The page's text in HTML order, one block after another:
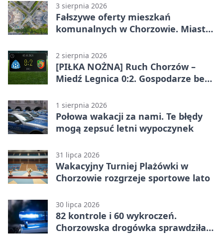
3 sierpnia 2026
Fałszywe oferty mieszkań
komunalnych w Chorzowie. Miasto
2 sierpnia 2026
[PIŁKA NOŻNA] Ruch Chorzów –
Miedź Legnica 0:2. Gospodarze bez
1 sierpnia 2026
Połowa wakacji za nami. Te błędy
mogą zepsuć letni wypoczynek
31 lipca 2026
Wakacyjny Turniej Plażówki w
Chorzowie rozgrzeje sportowe lato
30 lipca 2026
82 kontrole i 60 wykroczeń.
Chorzowska drogówka sprawdziła